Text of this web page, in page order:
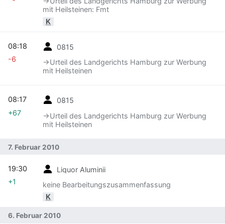
mit Heilsteinen: Fmt
K
0815
→‎Urteil des Landgerichts Hamburg zur Werbung
mit Heilsteinen
08:18
-6
0815
→‎Urteil des Landgerichts Hamburg zur Werbung
mit Heilsteinen
08:17
+67
7. Februar 2010
Liquor Aluminii
keine Bearbeitungszusammenfassung
K
19:30
+1
6. Februar 2010